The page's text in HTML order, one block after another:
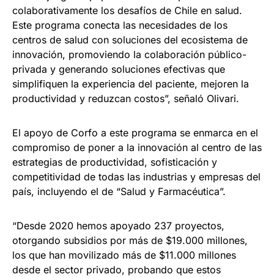
colaborativamente los desafíos de Chile en salud.
Este programa conecta las necesidades de los
centros de salud con soluciones del ecosistema de
innovación, promoviendo la colaboración público-
privada y generando soluciones efectivas que
simplifiquen la experiencia del paciente, mejoren la
productividad y reduzcan costos”, señaló Olivari.
El apoyo de Corfo a este programa se enmarca en el
compromiso de poner a la innovación al centro de las
estrategias de productividad, sofisticación y
competitividad de todas las industrias y empresas del
país, incluyendo el de “Salud y Farmacéutica”.
“Desde 2020 hemos apoyado 237 proyectos,
otorgando subsidios por más de $19.000 millones,
los que han movilizado más de $11.000 millones
desde el sector privado, probando que estos